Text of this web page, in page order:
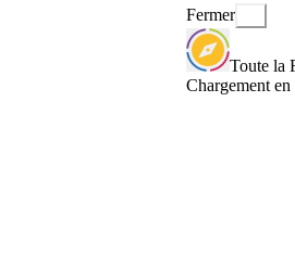
Fermer
Toute la
Chargement en